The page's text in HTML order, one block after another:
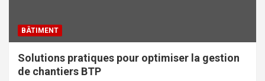
BÂTIMENT
Solutions pratiques pour optimiser la gestion
de chantiers BTP